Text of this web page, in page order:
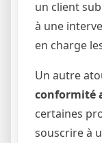
un client
à une
en charge
Un autre
conformité
certaines
souscrire à